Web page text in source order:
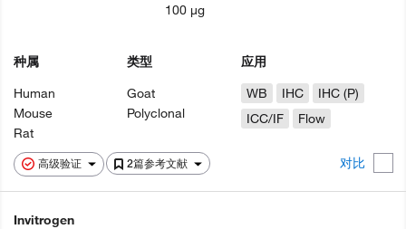
高级验证 2篇参考文献 对比
种属
Human
Mouse
Rat
类型
Goat
Polyclonal
应用
WB
IHC
IHC (P)
ICC/IF
Flow
100 µg
Invitrogen